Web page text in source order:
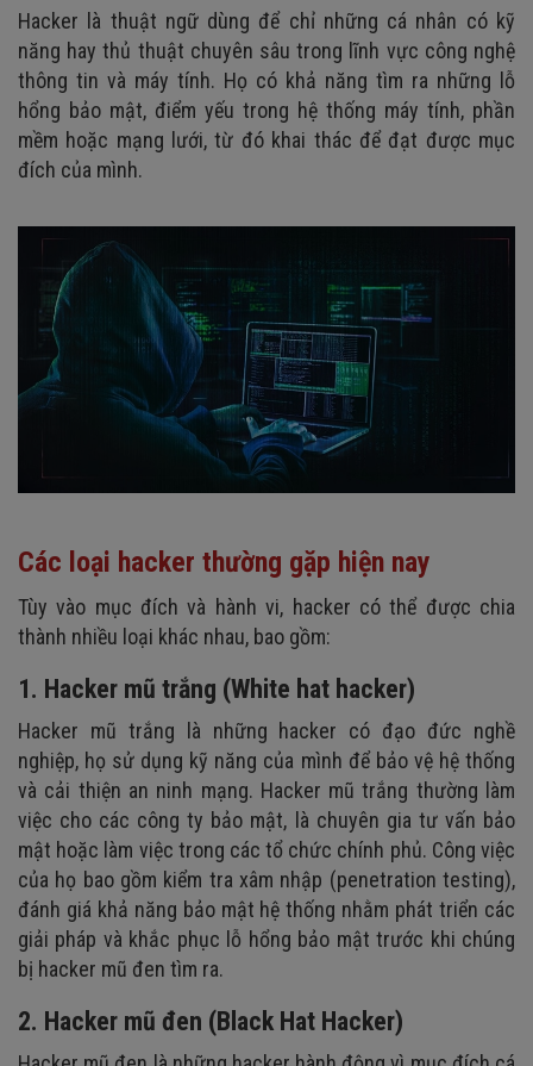
4. Sử dụng phần mềm diệt virus và tường lửa
5. Tránh nhấp vào các liên kết và tệp không xác định
6. Bảo mật mạng Wifi
7. Sao lưu dữ liệu định kỳ
Hacker là thuật ngữ dùng để chỉ những cá nhân có kỹ
năng hay thủ thuật chuyên sâu trong lĩnh vực công nghệ
thông tin và máy tính. Họ có khả năng tìm ra những lỗ
hổng bảo mật, điểm yếu trong hệ thống máy tính, phần
mềm hoặc mạng lưới, từ đó khai thác để đạt được mục
đích của mình.
Các loại hacker thường gặp hiện nay
Tùy vào mục đích và hành vi, hacker có thể được chia
thành nhiều loại khác nhau, bao gồm:
1. Hacker mũ trắng (White hat hacker)
Hacker mũ trắng là những hacker có đạo đức nghề
nghiệp, họ sử dụng kỹ năng của mình để bảo vệ hệ thống
và cải thiện an ninh mạng. Hacker mũ trắng thường làm
việc cho các công ty bảo mật, là chuyên gia tư vấn bảo
mật hoặc làm việc trong các tổ chức chính phủ. Công việc
của họ bao gồm kiểm tra xâm nhập (penetration testing),
đánh giá khả năng bảo mật hệ thống nhằm phát triển các
giải pháp và khắc phục lỗ hổng bảo mật trước khi chúng
bị hacker mũ đen tìm ra.
2. Hacker mũ đen (Black Hat Hacker)